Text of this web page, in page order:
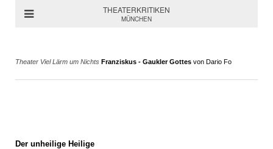
THEATERKRITIKEN
MÜNCHEN
Theater Viel Lärm um Nichts Franziskus - Gaukler Gottes von Dario Fo
Der unheilige Heilige